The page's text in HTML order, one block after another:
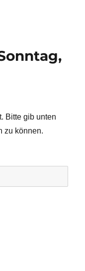
Bitte gib unten
zu können.